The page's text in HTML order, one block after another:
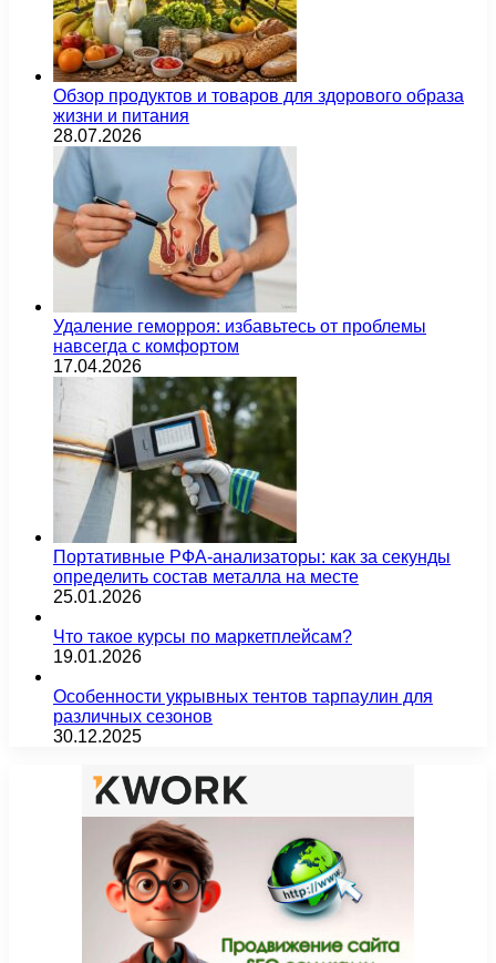
Обзор продуктов и товаров для здорового образа
жизни и питания
28.07.2026
Удаление геморроя: избавьтесь от проблемы
навсегда с комфортом
17.04.2026
Портативные РФА-анализаторы: как за секунды
определить состав металла на месте
25.01.2026
Что такое курсы по маркетплейсам?
19.01.2026
Особенности укрывных тентов тарпаулин для
различных сезонов
30.12.2025